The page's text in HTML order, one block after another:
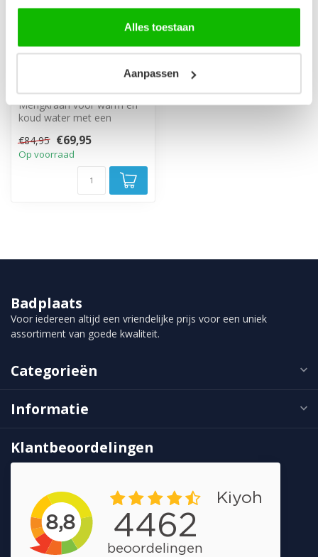
Alles toestaan
Aanpassen
Wastafelkraan Valley
Mengkraan voor warm en
koud water met een
€84,95 €69,95
Op voorraad
Badplaats
Voor iedereen altijd een vriendelijke prijs voor een uniek
assortiment van goede kwaliteit.
Categorieën
Informatie
Klantbeoordelingen